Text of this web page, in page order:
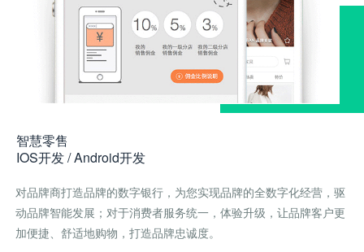
智慧零售
IOS开发 / Android开发
对品牌商打造品牌的数字银行，为您实现品牌的全数字化经营，驱
动品牌智能发展；对于消费者服务统一，体验升级，让品牌客户更
加便捷、舒适地购物，打造品牌忠诚度。